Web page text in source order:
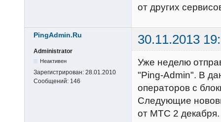
от других
PingAdmin.Ru 30.11.2013
Administrator
Неактивен
Зарегистрирован: 28.01.2010
Сообщений: 146
Уже неделю
"Ping-Admin". В
операторов с
Следующие
от МТС 2 декабря.